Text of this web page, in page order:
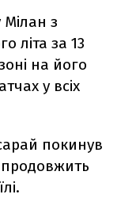
з
літа за 13
на його
у всіх
покинув
продовжить